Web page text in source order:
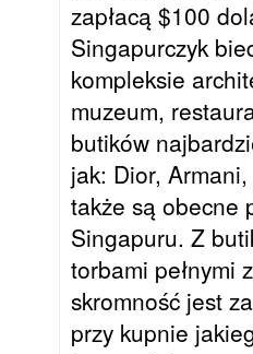
zapłacą $100
Singapurczyk
kompleksie
muzeum,
butików
jak: Dior,
także są obecne
Singapuru. Z
torbami pełnymi
skromność jest
przy kupnie